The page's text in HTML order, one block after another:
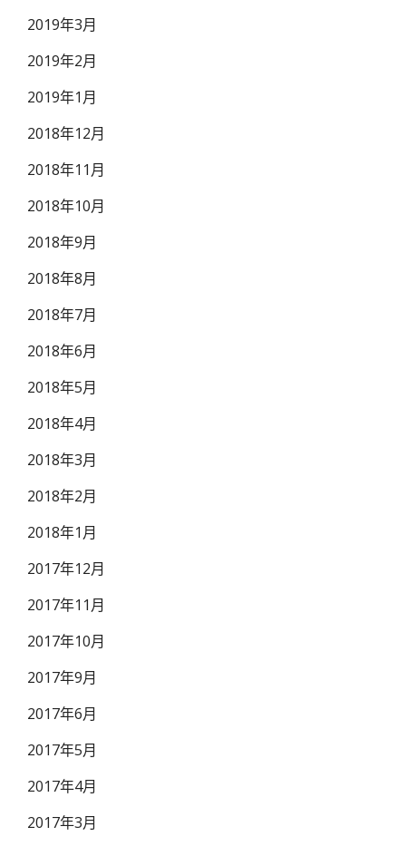
2019年3月
2019年2月
2019年1月
2018年12月
2018年11月
2018年10月
2018年9月
2018年8月
2018年7月
2018年6月
2018年5月
2018年4月
2018年3月
2018年2月
2018年1月
2017年12月
2017年11月
2017年10月
2017年9月
2017年6月
2017年5月
2017年4月
2017年3月